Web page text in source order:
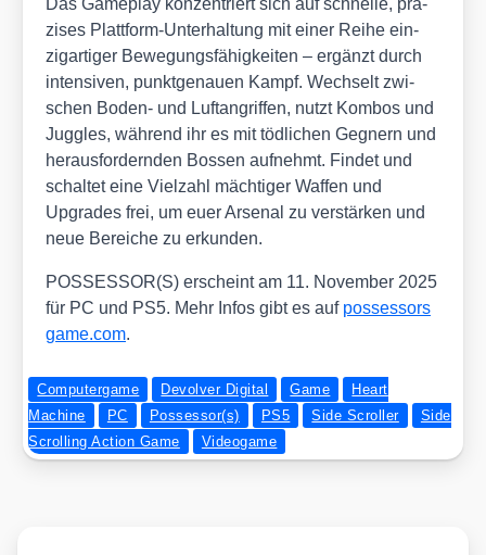
Das Game­play kon­zen­triert sich auf schnel­le, prä­
zi­ses Platt­form-Unter­hal­tung mit einer Rei­he ein­
zig­ar­ti­ger Bewe­gungs­fä­hig­kei­ten – ergänzt durch
inten­si­ven, punkt­ge­nau­en Kampf. Wech­selt zwi­
schen Boden- und Luft­an­grif­fen, nutzt Kom­bos und
Jug­gles, wäh­rend ihr es mit töd­li­chen Geg­nern und
her­aus­for­dern­den Bos­sen auf­nehmt. Fin­det und
schal­tet eine Viel­zahl mäch­ti­ger Waf­fen und
Upgrades frei, um euer Arse­nal zu ver­stär­ken und
neue Berei­che zu erkun­den.
POSSESSOR(S) erscheint am 11. Novem­ber 2025
für PC und PS5. Mehr Infos gibt es auf pos​ses​sors​
ga​me​.com.
Computergame Devolver Digital Game
Heart
Machine
PC Possessor(s) PS5 Side Scroller
Side
Scrolling Action Game
Videogame